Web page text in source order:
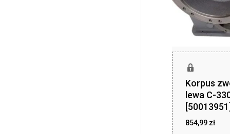
Korpus
lewa C-
[50013951]
854,99 zł